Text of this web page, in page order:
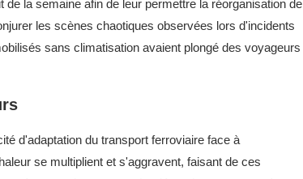
la semaine afin de leur permettre la réorganisation de
les scènes chaotiques observées lors d'incidents
sans climatisation avaient plongé des voyageurs
d'adaptation du transport ferroviaire face à
se multiplient et s'aggravent, faisant de ces